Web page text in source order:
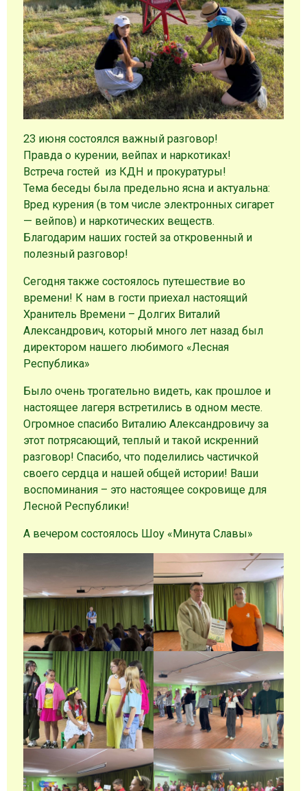
23 июня состоялся важный разговор!
Правда о курении, вейпах и наркотиках!
Встреча гостей из КДН и прокуратуры!
Тема беседы была предельно ясна и актуальна:
Вред курения (в том числе электронных сигарет
— вейпов) и наркотических веществ.
Благодарим наших гостей за откровенный и
полезный разговор!
Сегодня также состоялось путешествие во
времени! К нам в гости приехал настоящий
Хранитель Времени – Долгих Виталий
Александрович, который много лет назад был
директором нашего любимого «Лесная
Республика»
Было очень трогательно видеть, как прошлое и
настоящее лагеря встретились в одном месте.
Огромное спасибо Виталию Александровичу за
этот потрясающий, теплый и такой искренний
разговор! Спасибо, что поделились частичкой
своего сердца и нашей общей истории! Ваши
воспоминания – это настоящее сокровище для
Лесной Республики!
А вечером состоялось Шоу «Минута Славы»